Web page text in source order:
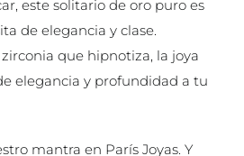
este solitario de oro puro es
de elegancia y clase.
que hipnotiza, la joya
elegancia y profundidad a tu
mantra en París Joyas. Y